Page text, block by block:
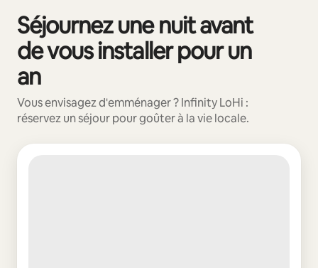
Séjournez une nuit avant
de vous installer pour un
an
Vous envisagez d'emménager ? Infinity LoHi :
réservez un séjour pour goûter à la vie locale.
0 sur 0 élément visible